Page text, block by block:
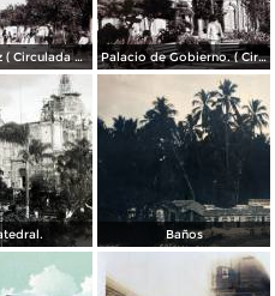
Jardín Núñez ( Circulada el 12 de Enero de 1911 ). Palacio de Gobierno. ( Circulada el 12 de Enero de 1911 ).
Baños